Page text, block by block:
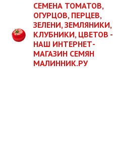
СЕМЕНА ТОМАТОВ,
ОГУРЦОВ, ПЕРЦЕВ,
ЗЕЛЕНИ, ЗЕМЛЯНИКИ,
КЛУБНИКИ, ЦВЕТОВ -
НАШ ИНТЕРНЕТ-
МАГАЗИН СЕМЯН
МАЛИННИК.РУ